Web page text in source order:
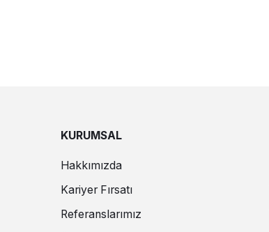
KURUMSAL
Hakkımızda
Kariyer Fırsatı
Referanslarımız